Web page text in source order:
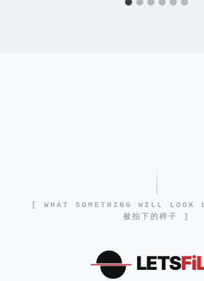
[ WHAT SOMETHING WILL LOOK
被拍下的样子 ]
LETS